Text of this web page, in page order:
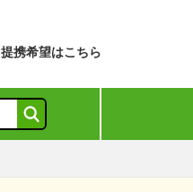
提携希望はこちら